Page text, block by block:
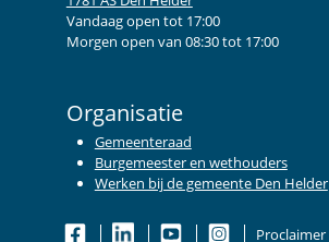
Vandaag open tot 17:00
Morgen open van 08:30 tot 17:00
Organisatie
Gemeenteraad
Burgemeester en wethouders
Werken bij de gemeente Den Helder
Proclaimer